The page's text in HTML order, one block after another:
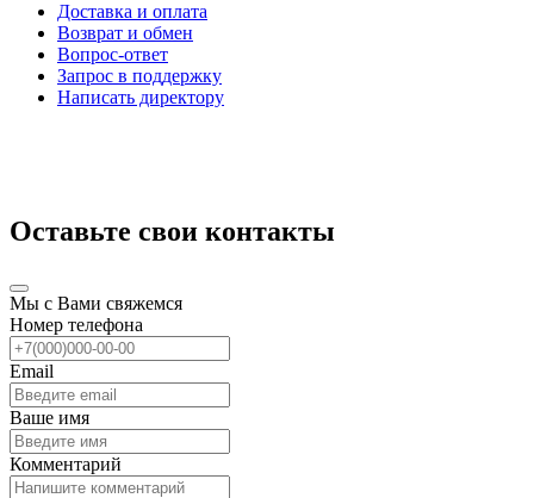
Доставка и оплата
Возврат и обмен
Вопрос-ответ
Запрос в поддержку
Написать директору
Оставьте свои контакты
Мы с Вами свяжемся
Номер телефона
Email
Ваше имя
Комментарий